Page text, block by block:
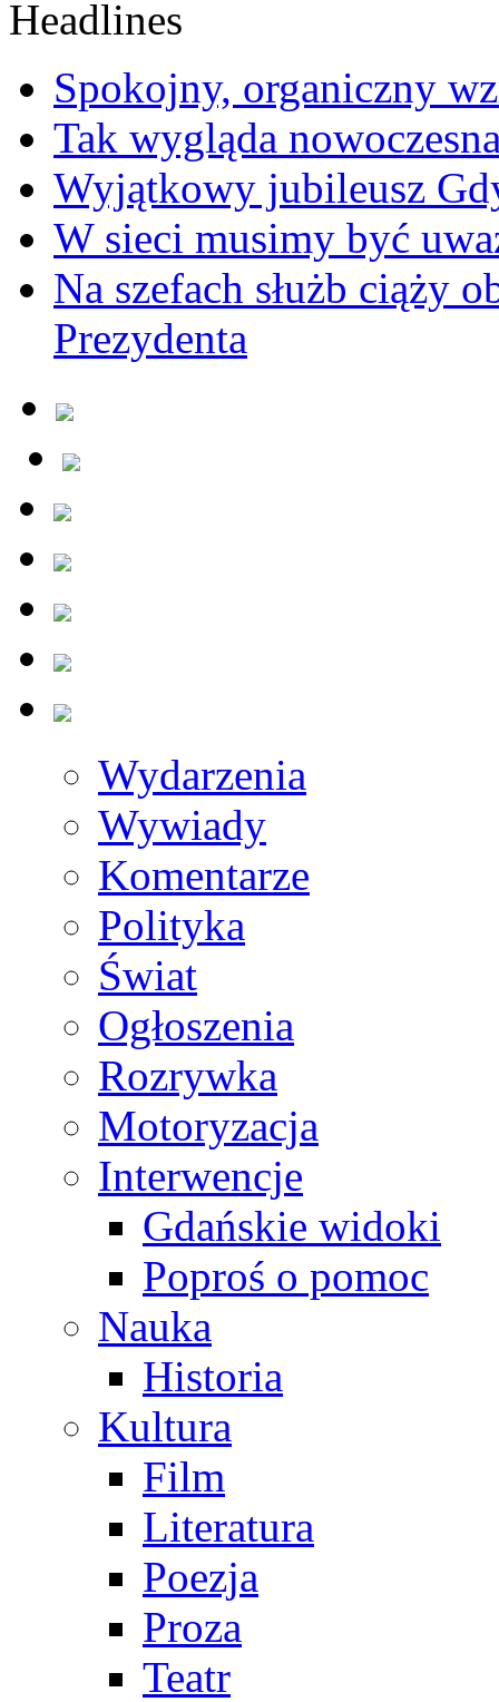
Spokojny, organiczny
Tak wygląda
Wyjątkowy jubileusz
W sieci musimy być
Na szefach służb ciąży
Prezydenta
Wydarzenia
Wywiady
Komentarze
Polityka
Świat
Ogłoszenia
Rozrywka
Motoryzacja
Interwencje
Gdańskie widoki
Poproś o pomoc
Nauka
Historia
Kultura
Film
Literatura
Poezja
Proza
Teatr